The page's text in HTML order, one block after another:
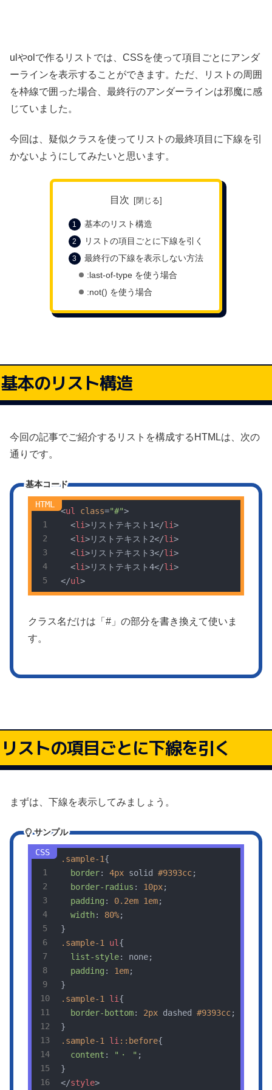
ulやolで作るリストでは、CSSを使って項目ごとにアンダ
ーラインを表示することができます。ただ、リストの周囲
を枠線で囲った場合、最終行のアンダーラインは邪魔に感
じていました。
今回は、疑似クラスを使ってリストの最終項目に下線を引
かないようにしてみたいと思います。
目次
基本のリスト構造
リストの項目ごとに下線を引く
最終行の下線を表示しない方法
:last-of-type を使う場合
:not() を使う場合
基本のリスト構造
今回の記事でご紹介するリストを構成するHTMLは、次の
通りです。
基本コード
<ul class="#">
<li>リストテキスト1</li>
<li>リストテキスト2</li>
<li>リストテキスト3</li>
<li>リストテキスト4</li>
</ul>
クラス名だけは「#」の部分を書き換えて使いま
す。
リストの項目ごとに下線を引く
まずは、下線を表示してみましょう。
サンプル
.sample-1{
border: 4px solid #9393cc;
border-radius : 10px;
padding : 0.2em 1em;
width: 80%;
.sample-1
ul {
list-style: none;
padding : 1em;
.sample-1
li {
border-bottom: 2px dashed #9393cc;
.sample-1
li ::before{
content : "・ " ;
}
</style>